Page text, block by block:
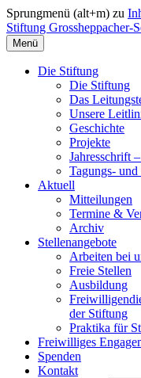
Sprungmenü (alt+m) zu
Stiftung Grossheppacher-
Menü
Die Stiftung
Die Stiftung
Das
Unsere
Geschichte
Projekte
Jahresschrift
Tagungs- und
Aktuell
Mitteilungen
Termine &
Archiv
Stellenangebote
Arbeiten bei
Freie Stellen
Ausbildung
der Stiftung
Praktika für
Freiwilliges
Spenden
Kontakt